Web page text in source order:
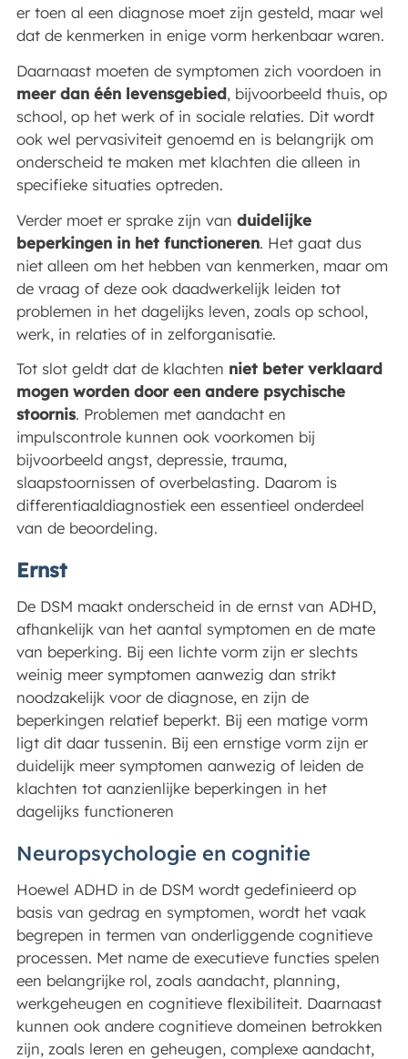
er toen al een diagnose moet zijn gesteld, maar wel
dat de kenmerken in enige vorm herkenbaar waren.
Daarnaast moeten de symptomen zich voordoen in
meer dan één levensgebied, bijvoorbeeld thuis, op
school, op het werk of in sociale relaties. Dit wordt
ook wel pervasiviteit genoemd en is belangrijk om
onderscheid te maken met klachten die alleen in
specifieke situaties optreden.
Verder moet er sprake zijn van duidelijke
beperkingen in het functioneren. Het gaat dus
niet alleen om het hebben van kenmerken, maar om
de vraag of deze ook daadwerkelijk leiden tot
problemen in het dagelijks leven, zoals op school,
werk, in relaties of in zelforganisatie.
Tot slot geldt dat de klachten niet beter verklaard
mogen worden door een andere psychische
stoornis. Problemen met aandacht en
impulscontrole kunnen ook voorkomen bij
bijvoorbeeld angst, depressie, trauma,
slaapstoornissen of overbelasting. Daarom is
differentiaaldiagnostiek een essentieel onderdeel
van de beoordeling.
Ernst
De DSM maakt onderscheid in de ernst van ADHD,
afhankelijk van het aantal symptomen en de mate
van beperking. Bij een lichte vorm zijn er slechts
weinig meer symptomen aanwezig dan strikt
noodzakelijk voor de diagnose, en zijn de
beperkingen relatief beperkt. Bij een matige vorm
ligt dit daar tussenin. Bij een ernstige vorm zijn er
duidelijk meer symptomen aanwezig of leiden de
klachten tot aanzienlijke beperkingen in het
dagelijks functioneren
Neuropsychologie en cognitie
Hoewel ADHD in de DSM wordt gedefinieerd op
basis van gedrag en symptomen, wordt het vaak
begrepen in termen van onderliggende cognitieve
processen. Met name de executieve functies spelen
een belangrijke rol, zoals aandacht, planning,
werkgeheugen en cognitieve flexibiliteit. Daarnaast
kunnen ook andere cognitieve domeinen betrokken
zijn, zoals leren en geheugen, complexe aandacht,